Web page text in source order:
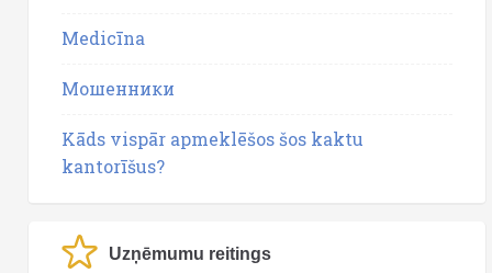
Medicīna
Мошенники
Kāds vispār apmeklēšos šos kaktu
kantorīšus?
Uzņēmumu reitings